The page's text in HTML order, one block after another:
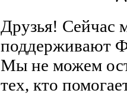
Друзья! Сейчас
поддерживают
Мы не можем
тех, кто